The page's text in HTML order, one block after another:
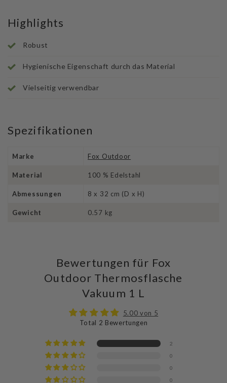
Highlights
Robust
Hygienische Eigenschaft durch das Material
Vielseitig verwendbar
Spezifikationen
Marke Fox Outdoor
Material 100 % Edelstahl
Abmessungen 8 x 32 cm (D x H)
Gewicht 0.57 kg
Bewertungen für Fox
Outdoor Thermosflasche
Vakuum 1 L
5.00 von 5
Total 2 Bewertungen
2
0
0
0